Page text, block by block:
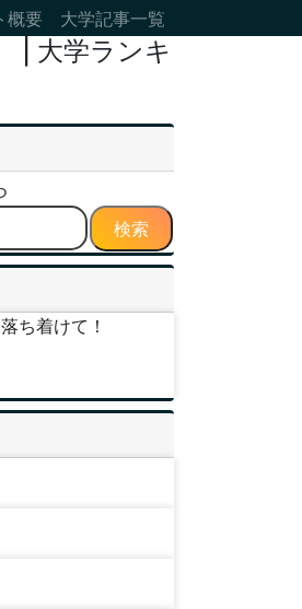
概要 大学記事一覧
| 大学ランキ
検索
ち着けて！